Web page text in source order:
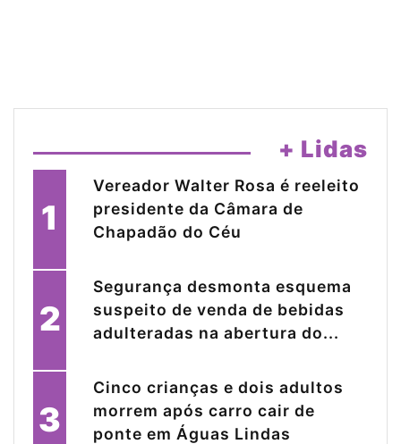
+ Lidas
1
Vereador Walter Rosa é reeleito
presidente da Câmara de
Chapadão do Céu
2
Segurança desmonta esquema
suspeito de venda de bebidas
adulteradas na abertura do...
3
Cinco crianças e dois adultos
morrem após carro cair de
ponte em Águas Lindas